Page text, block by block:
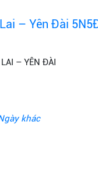
– Yên Đài
– YÊN ĐÀI
khác